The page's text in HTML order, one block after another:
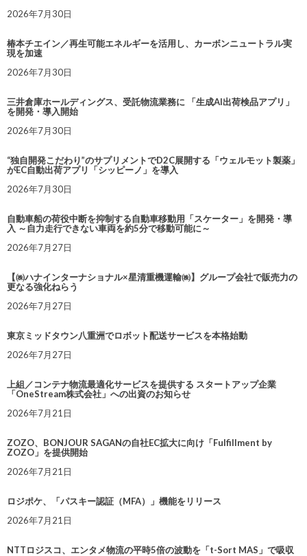
2026年7月30日
椿本チエイン／再生可能エネルギーを活用し、カーボンニュートラル実
現を加速
2026年7月30日
三井倉庫ホールディングス、受託物流業務に 「生成AI出荷検品アプリ」
を開発・導入開始
2026年7月30日
“独自開発こだわり”のサプリメントでD2C展開する「ウェルモット製薬」
がEC自動出荷アプリ「シッピーノ」を導入
2026年7月30日
自動車船の荷役中断を抑制する自動車移動用「スケーター」を開発・導
入 ～自力走行できない車両を約5分で移動可能に～
2026年7月27日
【㈱ハナインターナショナル×星清重機運輸㈱】グループ会社で販売力の
更なる強化ねらう
2026年7月27日
東京ミッドタウン八重洲でロボット配送サービスを本格始動
2026年7月27日
上組／コンテナ物流最適化サービスを提供する スタートアップ企業
「OneStream株式会社」への出資のお知らせ
2026年7月21日
ZOZO、BONJOUR SAGANの自社EC拡大に向け「Fulfillment by
ZOZO」を提供開始
2026年7月21日
ロジポケ、「パスキー認証（MFA）」機能をリリース
2026年7月21日
NTTロジスコ、エンタメ物流の平時5倍の波動を「t-Sort MAS」で吸収